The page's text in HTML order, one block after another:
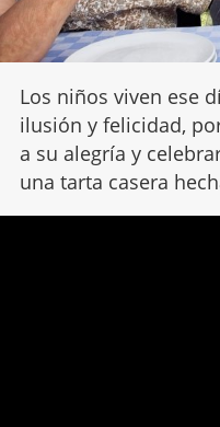
Los niños viven ese
ilusión y felicidad,
a su alegría y
una tarta casera